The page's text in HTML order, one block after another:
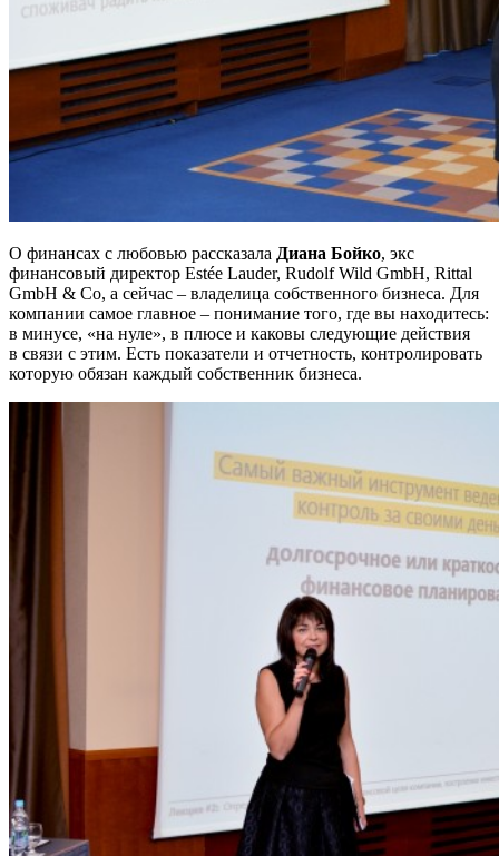
О финансах с любовью рассказала Диана Бойко, экс
финансовый директор Estée Lauder, Rudolf Wild GmbH, Rittal
GmbH & Co, а сейчас – владелица собственного бизнеса. Для
компании самое главное – понимание того, где вы находитесь:
в минусе, «на нуле», в плюсе и каковы следующие действия
в связи с этим. Есть показатели и отчетность, контролировать
которую обязан каждый собственник бизнеса.